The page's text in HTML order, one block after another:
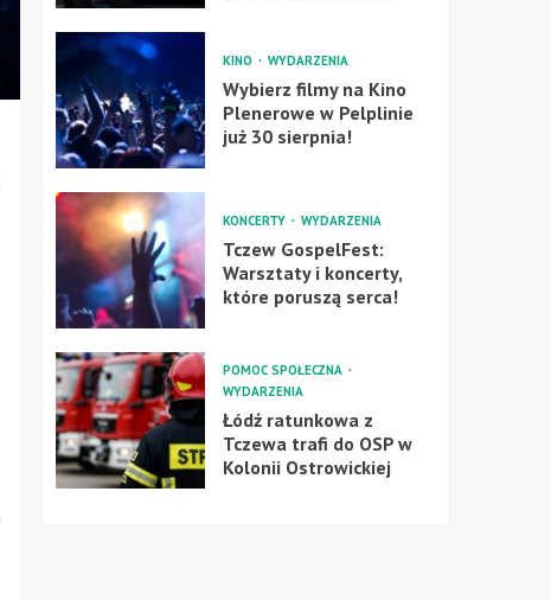
KINO WYDARZENIA
Wybierz filmy na Kino
Plenerowe w Pelplinie
już 30 sierpnia!
KONCERTY WYDARZENIA
Tczew GospelFest:
Warsztaty i koncerty,
które poruszą serca!
POMOC SPOŁECZNA
WYDARZENIA
Łódź ratunkowa z
Tczewa trafi do OSP w
Kolonii Ostrowickiej